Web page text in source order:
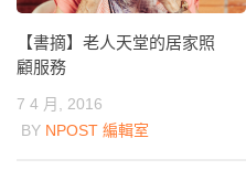
【書摘】老人天堂的居家照
顧服務
7 4 月, 2016
BY NPOST 編輯室